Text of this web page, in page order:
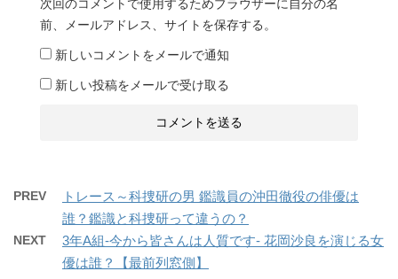
次回のコメントで使用するためブラウザーに自分の名
前、メールアドレス、サイトを保存する。
新しいコメントをメールで通知
新しい投稿をメールで受け取る
PREV
トレース～科捜研の男 鑑識員の沖田徹役の俳優は
誰？鑑識と科捜研って違うの？
NEXT
3年A組-今から皆さんは人質です- 花岡沙良を演じる女
優は誰？【最前列窓側】